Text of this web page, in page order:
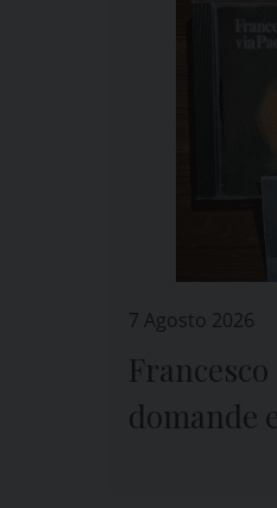
7 Agosto 2026
domande